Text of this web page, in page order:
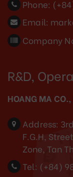
Phone:
Email:
Company
R&D,
HOANG MA
Address:
F.G.H,
Zone, Tan
Tel: (+84)